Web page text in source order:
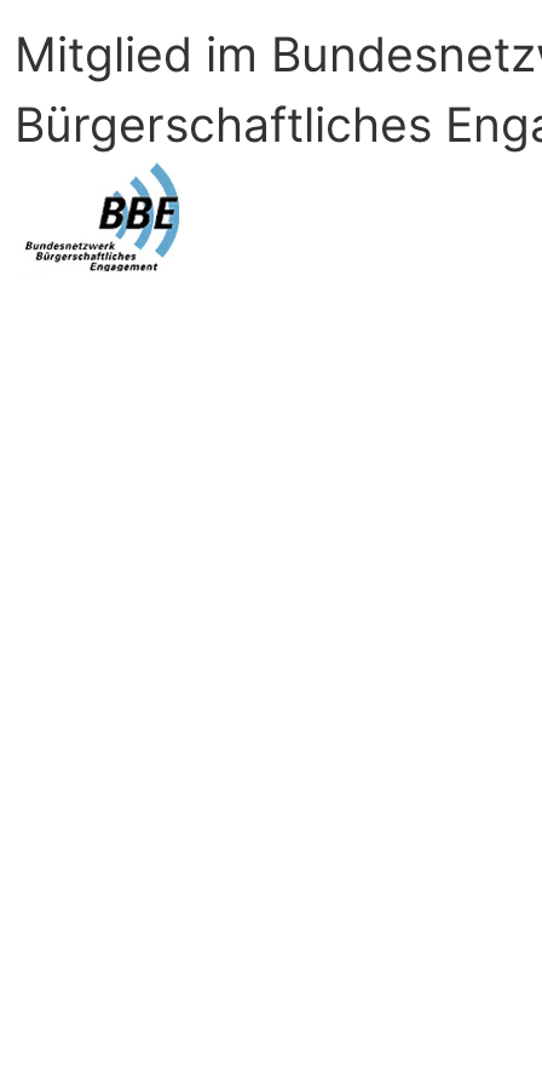
Mitglied im
Bürgerschaftliches